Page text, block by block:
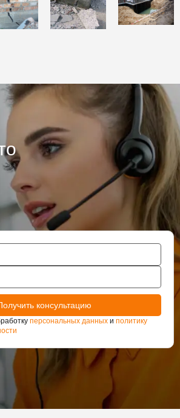
персональных данных и политику